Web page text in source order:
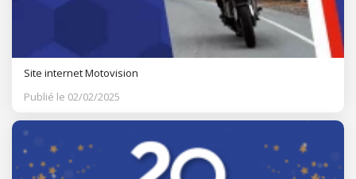
Site internet Motovision
Publié le 02/02/2025